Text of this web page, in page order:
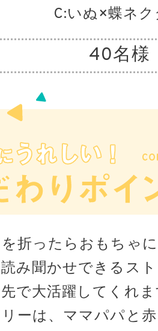
C:いぬ×蝶ネ
40名様
折ったらおもちゃ
読み聞かせできるス
で大活躍してくれ
ーは、ママパパと